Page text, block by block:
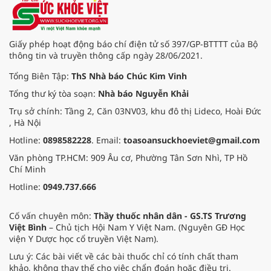
Giấy phép hoạt động báo chí điện tử số 397/GP-BTTTT của Bộ
thông tin và truyền thông cấp ngày 28/06/2021.
Tổng Biên Tập: ThS Nhà báo Chúc Kim Vinh
Tổng thư ký tòa soạn: Nhà báo Nguyễn Khải
Trụ sở chính: Tầng 2, Căn 03NV03, khu đô thị Lideco, Hoài Đức
, Hà Nội
Hotline: 0898582228. Email: toasoansuckhoeviet@gmail.com
Văn phòng TP.HCM: 909 Âu cơ, Phường Tân Sơn Nhì, TP Hồ
Chí Minh
Hotline: 0949.737.666
Cố vấn chuyên môn: Thầy thuốc nhân dân - GS.TS Trương
Việt Bình – Chủ tịch Hội Nam Y Việt Nam. (Nguyên GĐ Học
viện Y Dược học cổ truyền Việt Nam).
Lưu ý: Các bài viết về các bài thuốc chỉ có tính chất tham
khảo, không thay thế cho việc chẩn đoán hoặc điều trị.